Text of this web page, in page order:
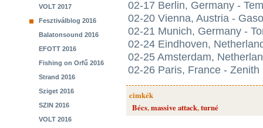
VOLT 2017
Fesztiválblog 2016
Balatonsound 2016
EFOTT 2016
Fishing on Orfű 2016
Strand 2016
Sziget 2016
SZIN 2016
VOLT 2016
02-17 Berlin, Germany -
02-20 Vienna, Austria -
02-21 Munich, Germany -
02-24 Eindhoven,
02-25 Amsterdam,
02-26 Paris, France - Zenith
cimkék
Bécs,massive attack,turné